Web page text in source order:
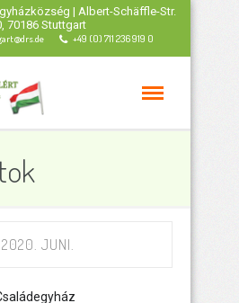
| Albert-Schäffle-Str.
70186 Stuttgart
+49 (0) 711 236 919 0
2020. JUNI.